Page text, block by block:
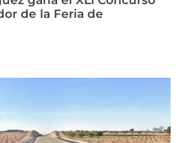
de la Feria de